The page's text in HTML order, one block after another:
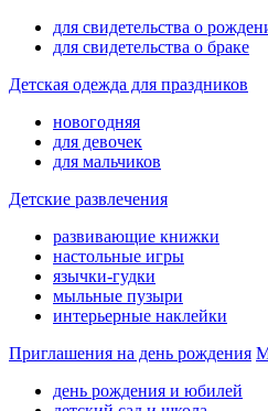
для свидетельства о
для свидетельства о браке
Детская одежда для праздников
новогодняя
для девочек
для мальчиков
Детские развлечения
развивающие книжки
настольные игры
язычки-гудки
мыльные пузыри
интерьерные наклейки
Приглашения на день рождения
день рождения и юбилей